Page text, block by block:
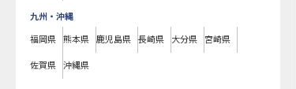
九州・沖縄
福岡県 熊本県 鹿児島県 長崎県 大分県 宮崎県
佐賀県 沖縄県